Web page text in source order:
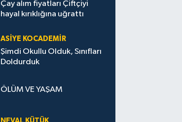
Çay alım fiyatları Çiftçiyi
hayal kırıklığına uğrattı
ASIYE KOCADEMİR
Şimdi Okullu Olduk, Sınıfları
Doldurduk
ÖLÜM VE YAŞAM